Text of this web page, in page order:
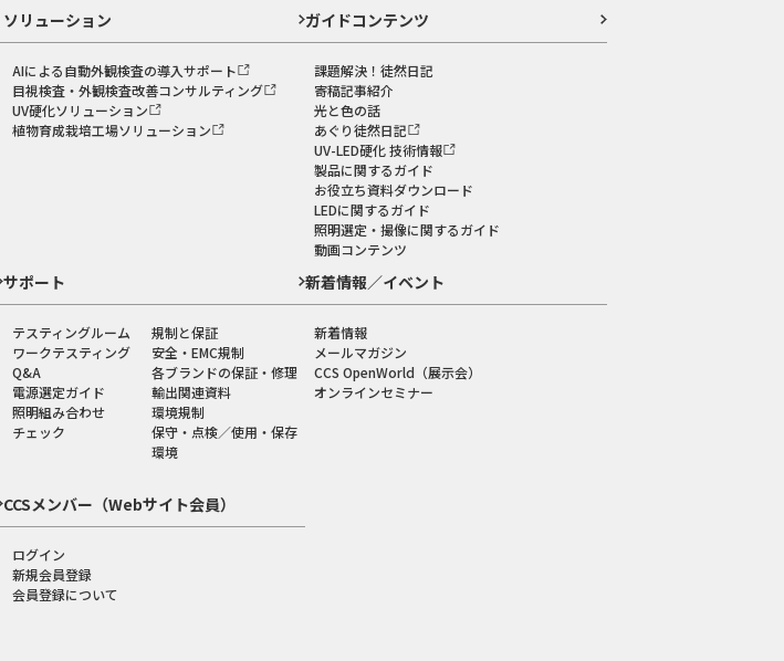
ソリューション
AIによる自動外観検査の導入サポート
目視検査・外観検査改善コンサルティング
UV硬化ソリューション
植物育成栽培工場ソリューション
ガイドコンテンツ
課題解決！徒然日記
寄稿記事紹介
光と色の話
あぐり徒然日記
UV-LED硬化 技術情報
製品に関するガイド
お役立ち資料ダウンロード
LEDに関するガイド
照明選定・撮像に関するガイド
動画コンテンツ
サポート
テスティングルーム
ワークテスティング
Q&A
電源選定ガイド
照明組み合わせ
チェック
規制と保証
安全・EMC規制
各ブランドの保証・修理
輸出関連資料
環境規制
保守・点検／使用・保存
環境
新着情報／イベント
新着情報
メールマガジン
CCS OpenWorld（展示会）
オンラインセミナー
CCSメンバー（Webサイト会員）
ログイン
新規会員登録
会員登録について